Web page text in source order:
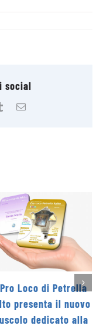
social
TumblrEmail
La Cooperativa
Levante promuove il
Concorso Letterario